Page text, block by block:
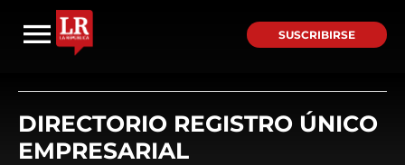
SUSCRIBIRSE
DIRECTORIO REGISTRO ÚNICO
EMPRESARIAL